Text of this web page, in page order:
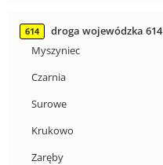
614
droga wojewódzka 614
Myszyniec
Czarnia
Surowe
Krukowo
Zaręby